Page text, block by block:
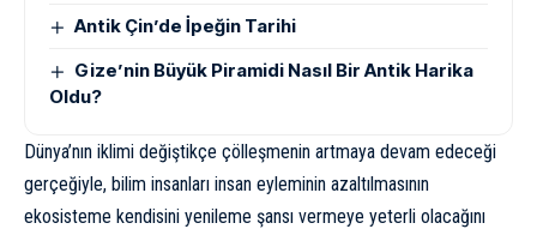
Antik Çin’de İpeğin Tarihi
Gize’nin Büyük Piramidi Nasıl Bir Antik Harika
Oldu?
Dünya’nın iklimi değiştikçe çölleşmenin artmaya devam edeceği
gerçeğiyle, bilim insanları insan eyleminin azaltılmasının
ekosisteme kendisini yenileme şansı vermeye yeterli olacağını